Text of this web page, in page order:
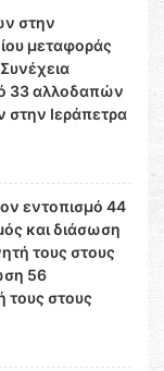
στην
μεταφοράς
33 αλλοδαπών
Ιεράπετρα
εντοπισμό 44
και διάσωση
τους στους
56
τους στους